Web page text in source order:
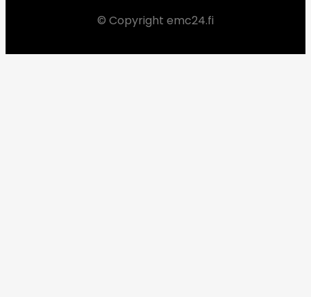
© Copyright emc24.fi